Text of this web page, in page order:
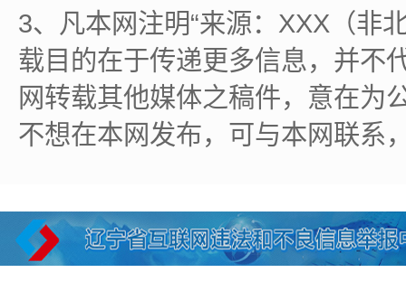
3、凡本网注明“来源：XXX（非
载目的在于传递更多信息，并不
网转载其他媒体之稿件，意在为
不想在本网发布，可与本网联系